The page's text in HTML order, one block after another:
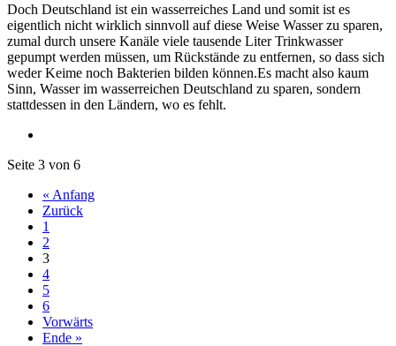
Doch Deutschland ist ein wasserreiches Land und somit ist es
eigentlich nicht wirklich sinnvoll auf diese Weise Wasser zu sparen,
zumal durch unsere Kanäle viele tausende Liter Trinkwasser
gepumpt werden müssen, um Rückstände zu entfernen, so dass sich
weder Keime noch Bakterien bilden können.Es macht also kaum
Sinn, Wasser im wasserreichen Deutschland zu sparen, sondern
stattdessen in den Ländern, wo es fehlt.
Seite 3 von 6
« Anfang
Zurück
1
2
3
4
5
6
Vorwärts
Ende »